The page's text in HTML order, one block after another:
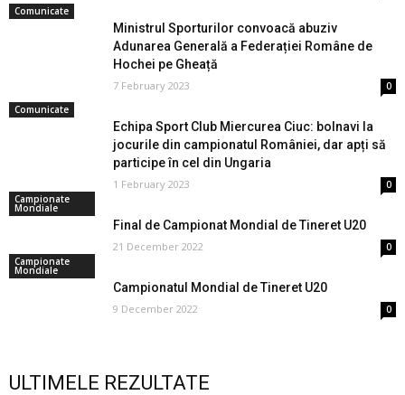
Comunicate
Ministrul Sporturilor convoacă abuziv
Adunarea Generală a Federației Române de
Hochei pe Gheață
7 February 2023
0
Comunicate
Echipa Sport Club Miercurea Ciuc: bolnavi la
jocurile din campionatul României, dar apți să
participe în cel din Ungaria
1 February 2023
0
Campionate
Mondiale
Final de Campionat Mondial de Tineret U20
21 December 2022
0
Campionate
Mondiale
Campionatul Mondial de Tineret U20
9 December 2022 0
ULTIMELE REZULTATE